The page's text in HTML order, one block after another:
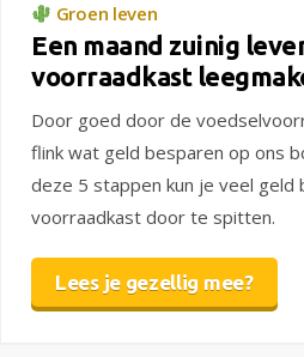
Groen leven
Een maand zuinig
voorraadkast
Door goed door de
flink wat geld besparen op ons
deze 5 stappen kun je veel geld
voorraadkast door te spitten.
Lees je gezellig mee?